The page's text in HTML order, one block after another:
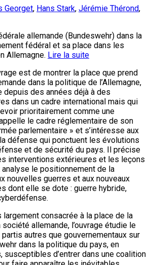
Georget, Hans Stark, Jérémie Thérond,
allemande (Bundeswehr) dans la
fédéral et sa place dans les
Allemagne. Lire la suite
est de montrer la place que prend
dans la politique de l’Allemagne,
depuis des années déjà à des
dans un cadre international mais qui
prioritairement comme une
le cadre réglementaire de son
parlementaire » et s’intéresse aux
défense qui ponctuent les évolutions
et de sécurité du pays. Il précise
interventions extérieures et les leçons
le positionnement de la
nouvelles guerres et aux nouveaux
dont elle se dote : guerre hybride,
largement consacrée à la place de la
allemande, l’ouvrage étudie le
autres que gouvernementaux sur
dans la politique du pays, en
susceptibles d’entrer dans une coalition